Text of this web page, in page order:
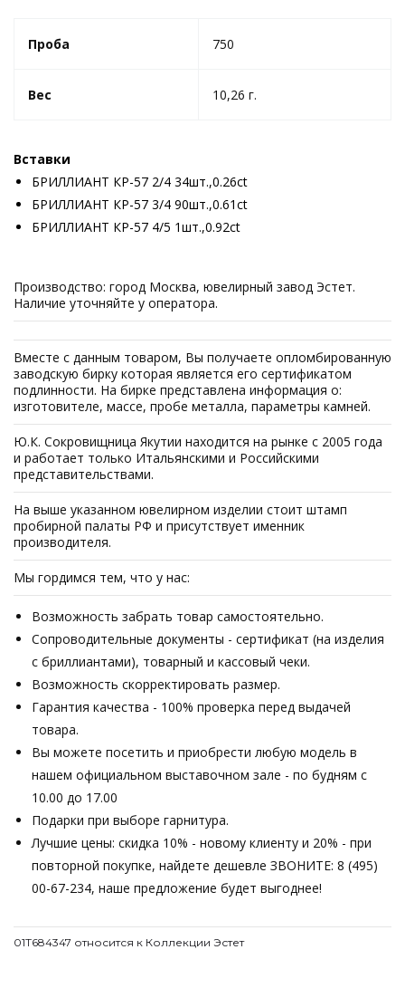
Проба 750
Вес 10,26 г.
Вставки
БРИЛЛИАНТ КР-57 2/4 34шт.,0.26ct
БРИЛЛИАНТ КР-57 3/4 90шт.,0.61ct
БРИЛЛИАНТ КР-57 4/5 1шт.,0.92ct
Производство: город Москва, ювелирный завод Эстет.
Наличие уточняйте у оператора.
Вместе с данным товаром, Вы получаете опломбированную
заводскую бирку которая является его сертификатом
подлинности. На бирке представлена информация о:
изготовителе, массе, пробе металла, параметры камней.
Ю.К. Сокровищница Якутии находится на рынке с 2005 года
и работает только Итальянскими и Российскими
представительствами.
На выше указанном ювелирном изделии стоит штамп
пробирной палаты РФ и присутствует именник
производителя.
Мы гордимся тем, что у нас:
Возможность забрать товар самостоятельно.
Сопроводительные документы - сертификат (на изделия
с бриллиантами), товарный и кассовый чеки.
Возможность скорректировать размер.
Гарантия качества - 100% проверка перед выдачей
товара.
Вы можете посетить и приобрести любую модель в
нашем официальном выставочном зале - по будням с
10.00 до 17.00
Подарки при выборе гарнитура.
Лучшие цены: скидка 10% - новому клиенту и 20% - при
повторной покупке, найдете дешевле ЗВОНИТЕ: 8 (495)
00-67-234, наше предложение будет выгоднее!
01Т684347 относится к Коллекции Эстет